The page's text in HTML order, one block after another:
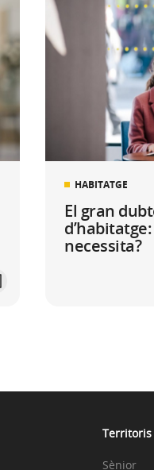
HABITATGE
El gran
necessita?
Territoris
Sènior